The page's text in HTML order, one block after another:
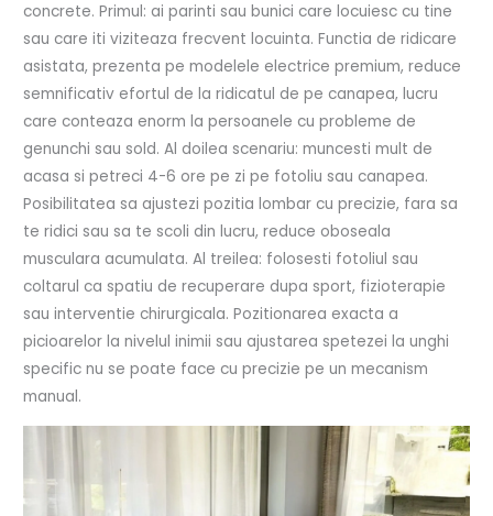
concrete. Primul: ai parinti sau bunici care locuiesc cu tine
sau care iti viziteaza frecvent locuinta. Functia de ridicare
asistata, prezenta pe modelele electrice premium, reduce
semnificativ efortul de la ridicatul de pe canapea, lucru
care conteaza enorm la persoanele cu probleme de
genunchi sau sold. Al doilea scenariu: muncesti mult de
acasa si petreci 4-6 ore pe zi pe fotoliu sau canapea.
Posibilitatea sa ajustezi pozitia lombar cu precizie, fara sa
te ridici sau sa te scoli din lucru, reduce oboseala
musculara acumulata. Al treilea: folosesti fotoliul sau
coltarul ca spatiu de recuperare dupa sport, fizioterapie
sau interventie chirurgicala. Pozitionarea exacta a
picioarelor la nivelul inimii sau ajustarea spetezei la unghi
specific nu se poate face cu precizie pe un mecanism
manual.